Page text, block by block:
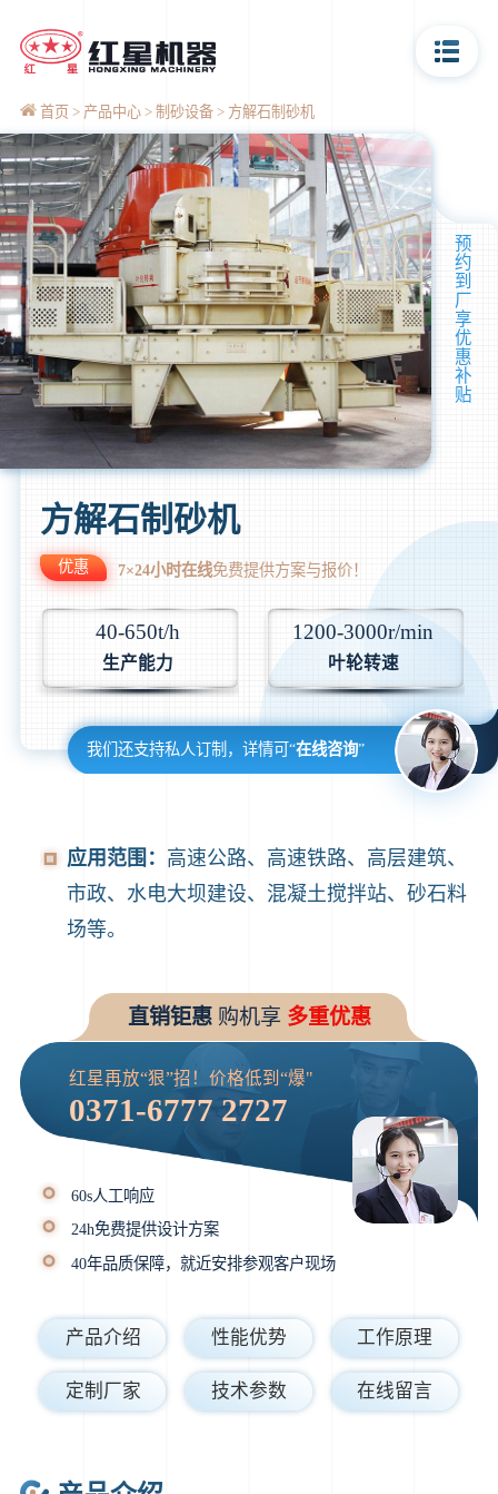
首页 产品中心 制砂设备 方解石制砂机
预
约
到
厂
享
优
惠
补
贴
方解石制砂机
优惠 7×24小时在线免费提供方案与报价！
40-650t/h
生产能力
1200-3000r/min
叶轮转速
我们还支持私人订制，详情可“在线咨询”
应用范围： 高速公路、高速铁路、高层建筑、
市政、水电大坝建设、混凝土搅拌站、砂石料
场等。
直销钜惠购机享 多重优惠
红星再放“狠”招！价格低到“爆"
0371-6777 2727
60s人工响应
24h免费提供设计方案
40年品质保障，就近安排参观客户现场
产品介绍 性能优势 工作原理
定制厂家 技术参数 在线留言